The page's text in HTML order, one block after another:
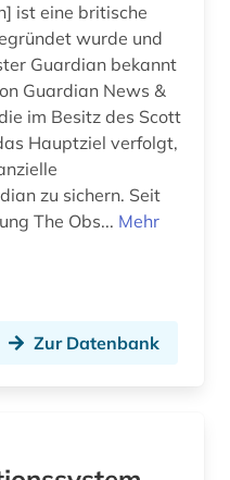
geschichte 1918 - 1934 (1)
geschichte 1918-1933 (1)
geschichte 1942-1945 (1)
geschichte 1974-1990 (1)
ist eine britische
wurde und
Guardian bekannt
Guardian News &
im Besitz des Scott
Hauptziel verfolgt,
zu sichern. Seit
The Obs... Mehr
Zur Datenbank